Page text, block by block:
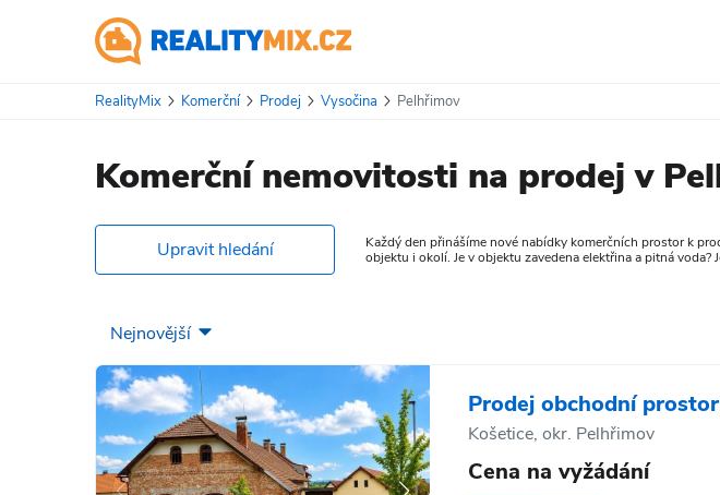
RealityMix Komerční Prodej Vysočina Pelhřimov
Komerční nemovitosti na prodej v
Upravit hledání
Každý den přinášíme nové nabídky komerčních prostor k
objektu i okolí. Je v objektu zavedena elektřina a pitná
Prodej obchodní
Košetice, okr. Pelhřimov
Cena na vyžádání